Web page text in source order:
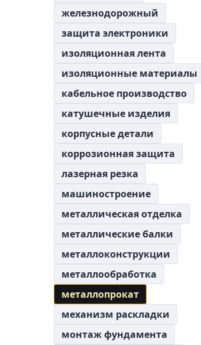
железнодорожный
защита электроники
изоляционная лента
изоляционные материалы
кабельное производство
катушечные изделия
корпусные детали
коррозионная защита
лазерная резка
машиностроение
металлическая отделка
металлические балки
металлоконструкции
металлообработка
металлопрокат
механизм раскладки
монтаж фундамента